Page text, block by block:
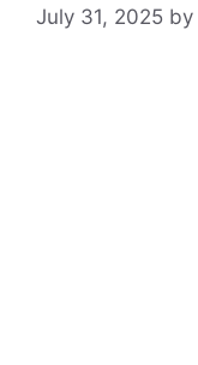
July 31, 2025 by